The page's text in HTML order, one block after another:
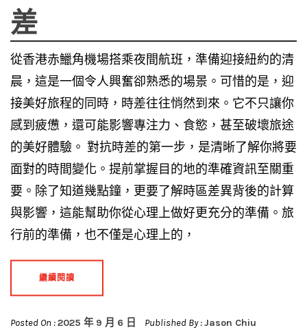
差
從香港赤鱲角機場搭乘夜間航班，準備迎接紐約的清
晨，這是一個令人興奮卻熟悉的場景。可惜的是，迎
接美好旅程的同時，時差往往悄然到來。它不只讓你
感到疲憊，還可能影響專注力、食慾，甚至破壞旅途
的美好體驗。 對抗時差的第一步，是清晰了解你將要
面對的時間變化。提前掌握目的地的準確資訊至關重
要。除了知道幾點鐘，更要了解時區差異背後的計算
與影響，這能幫助你從心理上做好更充分的準備。旅
行前的準備，也不僅是心理上的，
繼續閱讀
Posted On :2025 年 9 月 6 日 Published By :Jason Chiu